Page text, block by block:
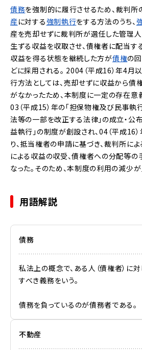
債務を強制的に履行させるため、裁判
産に対する 強制執行をする方法のうち、
産を売却せずに裁判所が選任した管理
生ずる収益を収取させ、債権者に配当す
収益を得る状態を継続した方が債権の
どに採用される。 2004（平成16）年4月
行方法としては、売却せずに収益から
がなかったため、本制度に一定の存在意
03（平成15）年の「担保物権及び民事
法等の一部を改正する法律」の成立・公
益執行」の制度が創設され、04（平成16
り、抵当権者の申請に基づき、裁判所に
による収益の収受、債権者への分配等の
なった。そのため、本制度の利用の減少
用語解説
債務
私法上の概念で、ある人（債権者）に
すべき義務をいう。
債務を負っているのが債務者である。
不動産